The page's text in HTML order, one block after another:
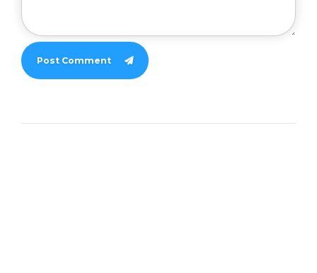
Post Comment